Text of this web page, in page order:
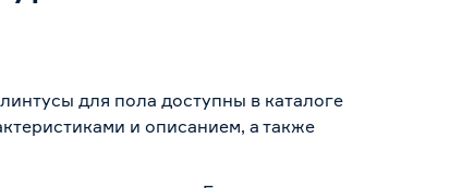
для пола доступны в каталоге
и описанием, а также